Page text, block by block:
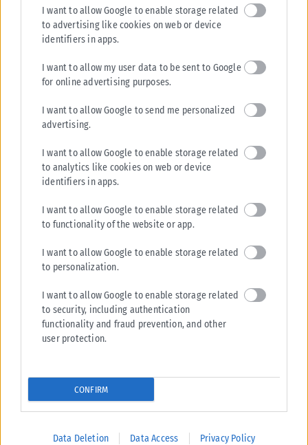
I want to allow Google to enable storage related
to advertising like cookies on web or device
identifiers in apps.
I want to allow my user data to be sent to Google
for online advertising purposes.
I want to allow Google to send me personalized
advertising.
I want to allow Google to enable storage related
to analytics like cookies on web or device
identifiers in apps.
I want to allow Google to enable storage related
to functionality of the website or app.
I want to allow Google to enable storage related
to personalization.
I want to allow Google to enable storage related
to security, including authentication
functionality and fraud prevention, and other
user protection.
CONFIRM
Data Deletion Data Access Privacy Policy
Η εταιρεία με την επωνυμία “POLITICAL MEDIA GROUP A.E.”
2018/334 της Επιτροπής της 1ης Μαρτίου 2018 σχετικά με τα
μέτρα για την αποτελεσματική αντιμετώπιση του παράνομου
περιεχομένου στο διαδίκτυο (L 63).